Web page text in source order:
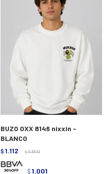
BUZO OXX 8146 nixxin -
BLANCO
$ 1.112 $ 1.390
$ 1.001